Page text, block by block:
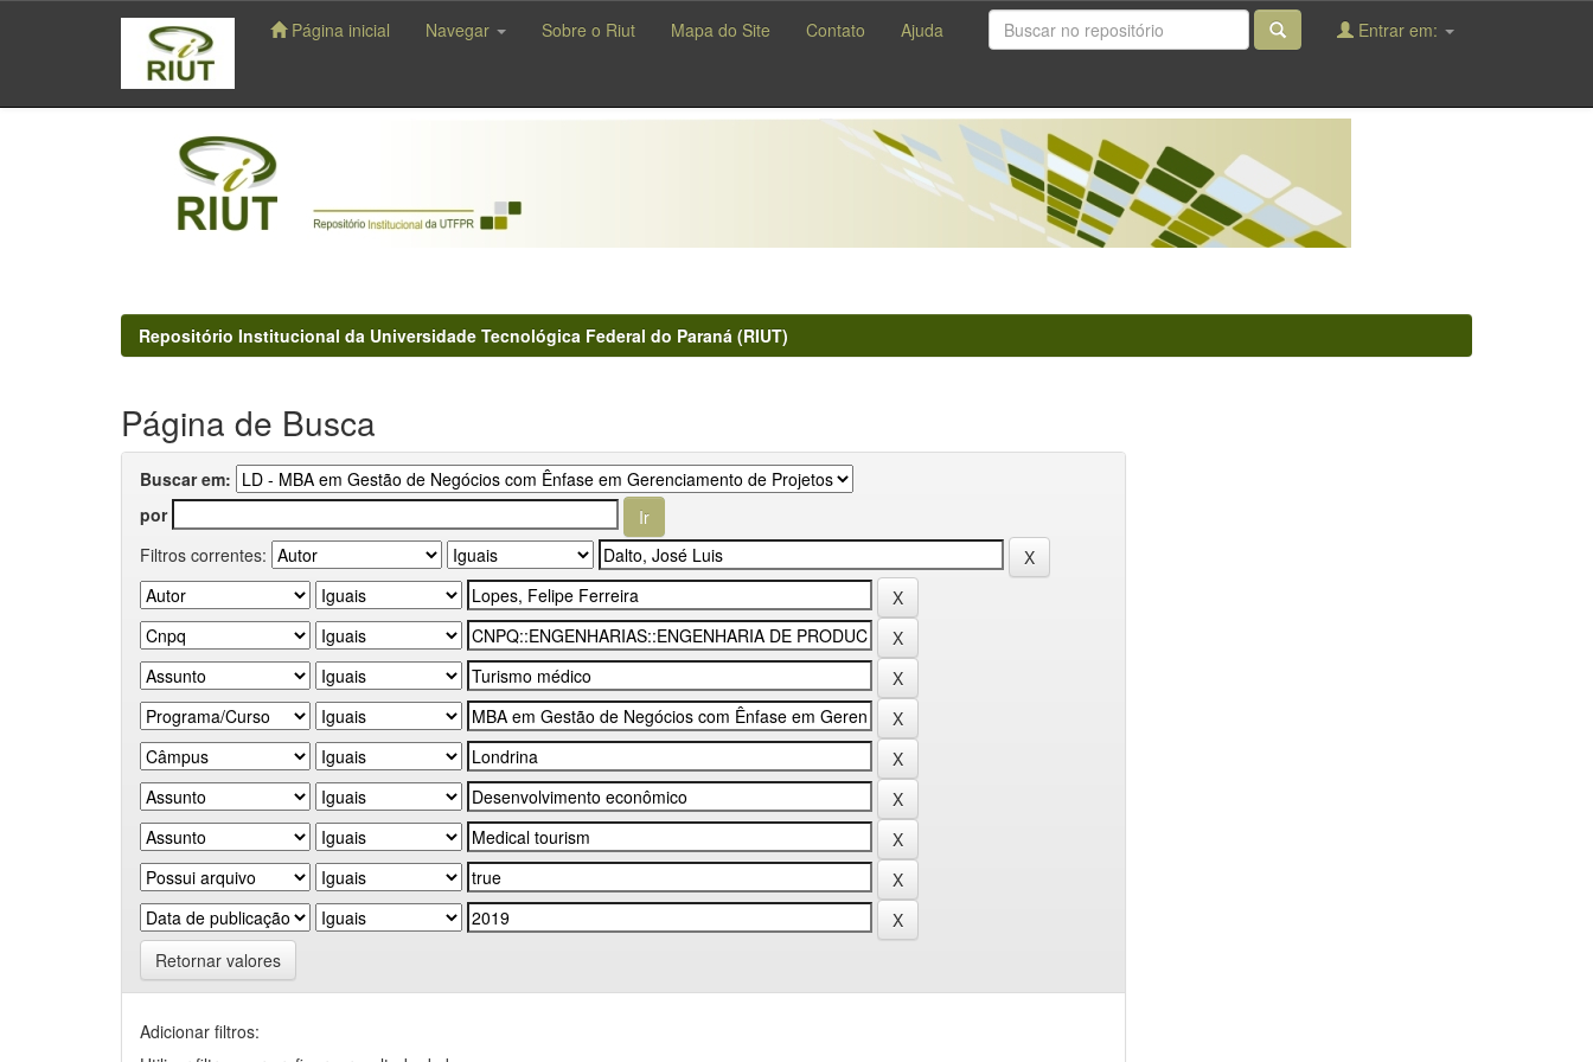
navigation
Página inicial Navegar Sobre o Riut Mapa do Site Contato Ajuda Entrar em:
Repositório Institucional da Universidade Tecnológica Federal do Paraná (RIUT)
Página de Busca
Buscar em:
por
Filtros correntes:
Retornar valores
Adicionar filtros: